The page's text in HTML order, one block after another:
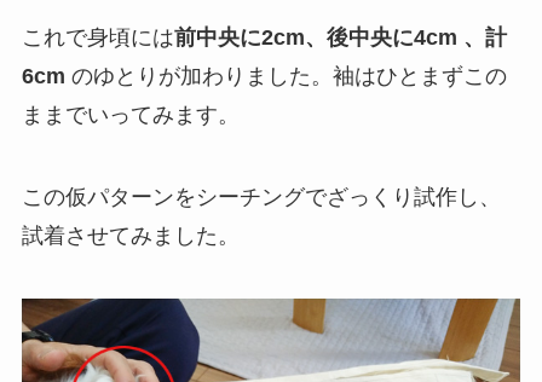
これで身頃には前中央に2cm、後中央に4cm 、計
6cm のゆとりが加わりました。袖はひとまずこの
ままでいってみます。
この仮パターンをシーチングでざっくり試作し、
試着させてみました。